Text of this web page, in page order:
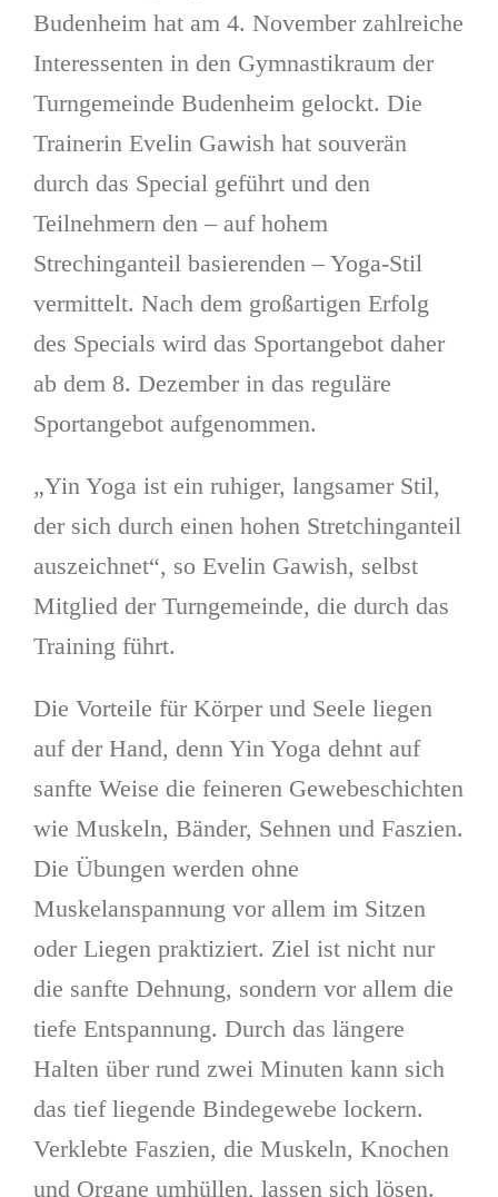
Budenheim hat am 4. November zahlreiche
Interessenten in den Gymnastikraum der
Turngemeinde Budenheim gelockt. Die
Trainerin Evelin Gawish hat souverän
durch das Special geführt und den
Teilnehmern den – auf hohem
Strechinganteil basierenden – Yoga-Stil
vermittelt. Nach dem großartigen Erfolg
des Specials wird das Sportangebot daher
ab dem 8. Dezember in das reguläre
Sportangebot aufgenommen.
„Yin Yoga ist ein ruhiger, langsamer Stil,
der sich durch einen hohen Stretchinganteil
auszeichnet“, so Evelin Gawish, selbst
Mitglied der Turngemeinde, die durch das
Training führt.
Die Vorteile für Körper und Seele liegen
auf der Hand, denn Yin Yoga dehnt auf
sanfte Weise die feineren Gewebeschichten
wie Muskeln, Bänder, Sehnen und Faszien.
Die Übungen werden ohne
Muskelanspannung vor allem im Sitzen
oder Liegen praktiziert. Ziel ist nicht nur
die sanfte Dehnung, sondern vor allem die
tiefe Entspannung. Durch das längere
Halten über rund zwei Minuten kann sich
das tief liegende Bindegewebe lockern.
Verklebte Faszien, die Muskeln, Knochen
und Organe umhüllen, lassen sich lösen.